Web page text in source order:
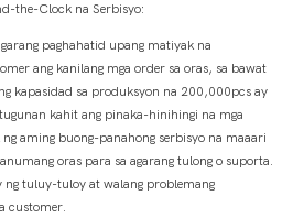
the-Clock na Serbisyo:
paghahatid upang matiyak na
ang kanilang mga order sa oras, sa bawat
kapasidad sa produksyon na 200,000pcs ay
kahit ang pinaka-hinihingi na mga
aming buong-panahong serbisyo na maaari
oras para sa agarang tulong o suporta.
ng tuluy-tuloy at walang problemang
customer.